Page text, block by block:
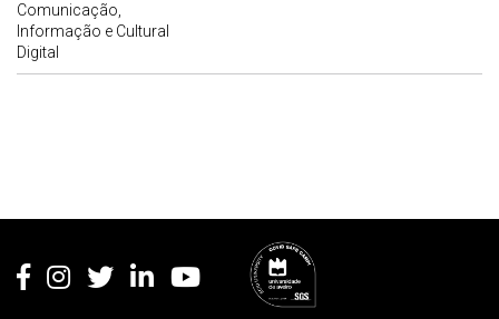
Comunicação,
Informação e Cultural
Digital